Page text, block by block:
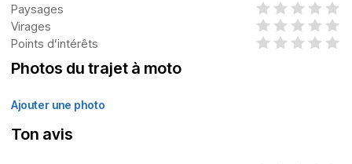
Paysages
Virages
Points d’intérêts
Photos du trajet à moto
Ajouter une photo
Ton avis